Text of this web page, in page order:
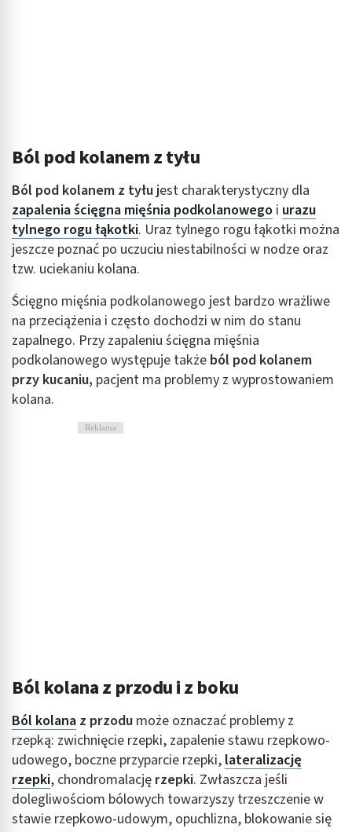
Ból pod kolanem z tyłu
Ból pod kolanem z tyłu jest charakterystyczny dla
zapalenia ścięgna mięśnia podkolanowego i urazu
tylnego rogu łąkotki. Uraz tylnego rogu łąkotki można
jeszcze poznać po uczuciu niestabilności w nodze oraz
tzw. uciekaniu kolana.
Ścięgno mięśnia podkolanowego jest bardzo wrażliwe
na przeciążenia i często dochodzi w nim do stanu
zapalnego. Przy zapaleniu ścięgna mięśnia
podkolanowego występuje także ból pod kolanem
przy kucaniu, pacjent ma problemy z wyprostowaniem
kolana.
Reklama
Ból kolana z przodu i z boku
Ból kolana z przodu może oznaczać problemy z
rzepką: zwichnięcie rzepki, zapalenie stawu rzepkowo-
udowego, boczne przyparcie rzepki, lateralizację
rzepki, chondromalację rzepki. Zwłaszcza jeśli
dolegliwościom bólowych towarzyszy trzeszczenie w
stawie rzepkowo-udowym, opuchlizna, blokowanie się